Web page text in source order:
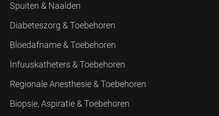
Spuiten & Naalden
Diabeteszorg & Toebehoren
Bloedafname & Toebehoren
Infuuskatheters & Toebehoren
Regionale Anesthesie & Toebehoren
Biopsie, Aspiratie & Toebehoren